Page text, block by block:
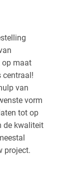
op maat
centraal!
van
vorm
tot op
de kwaliteit
project.